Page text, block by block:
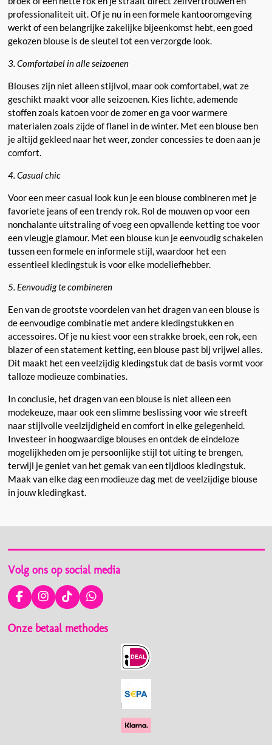
professionaliteit uit. Of je nu in een formele kantooromgeving
werkt of een belangrijke zakelijke bijeenkomst hebt, een goed
gekozen blouse is de sleutel tot een verzorgde look.
3. Comfortabel in alle seizoenen
Blouses zijn niet alleen stijlvol, maar ook comfortabel, wat ze
geschikt maakt voor alle seizoenen. Kies lichte, ademende
stoffen zoals katoen voor de zomer en ga voor warmere
materialen zoals zijde of flanel in de winter. Met een blouse ben
je altijd gekleed naar het weer, zonder concessies te doen aan je
comfort.
4. Casual chic
Voor een meer casual look kun je een blouse combineren met je
favoriete jeans of een trendy rok. Rol de mouwen op voor een
nonchalante uitstraling of voeg een opvallende ketting toe voor
een vleugje glamour. Met een blouse kun je eenvoudig schakelen
tussen een formele en informele stijl, waardoor het een
essentieel kledingstuk is voor elke modeliefhebber.
5. Eenvoudig te combineren
Een van de grootste voordelen van het dragen van een blouse is
de eenvoudige combinatie met andere kledingstukken en
accessoires. Of je nu kiest voor een strakke broek, een rok, een
blazer of een statement ketting, een blouse past bij vrijwel alles.
Dit maakt het een veelzijdig kledingstuk dat de basis vormt voor
talloze modieuze combinaties.
In conclusie, het dragen van een blouse is niet alleen een
modekeuze, maar ook een slimme beslissing voor wie streeft
naar stijlvolle veelzijdigheid en comfort in elke gelegenheid.
Investeer in hoogwaardige blouses en ontdek de eindeloze
mogelijkheden om je persoonlijke stijl tot uiting te brengen,
terwijl je geniet van het gemak van een tijdloos kledingstuk.
Maak van elke dag een modieuze dag met de veelzijdige blouse
in jouw kledingkast.
Volg ons op social media
F
a
c
e
I
n
s
t
T
i
k
T
W
h
a
t
Onze betaal methodes